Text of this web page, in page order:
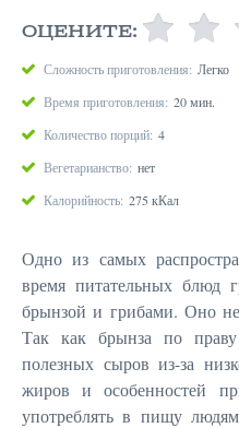
ОЦЕНИТЕ:
Сложность приготовления: Легко
Время приготовления: 20 мин.
Количество порций: 4
Вегетарианство: нет
Калорийность: 275 кКал
Одно из самых
время питательных блюд
брынзой и грибами. Оно
Так как брынза по
полезных сыров из-за
жиров и особенностей
употреблять в пищу